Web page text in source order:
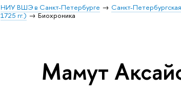
НИУ ВШЭ в Санкт-Петербурге Санкт-
1725 гг.)
Биохроника
Мамут